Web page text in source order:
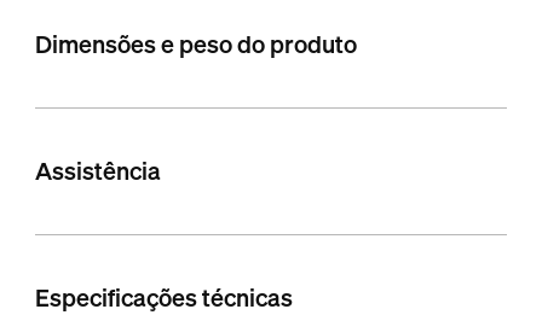
Dimensões e peso do produto
Assistência
Especificações técnicas